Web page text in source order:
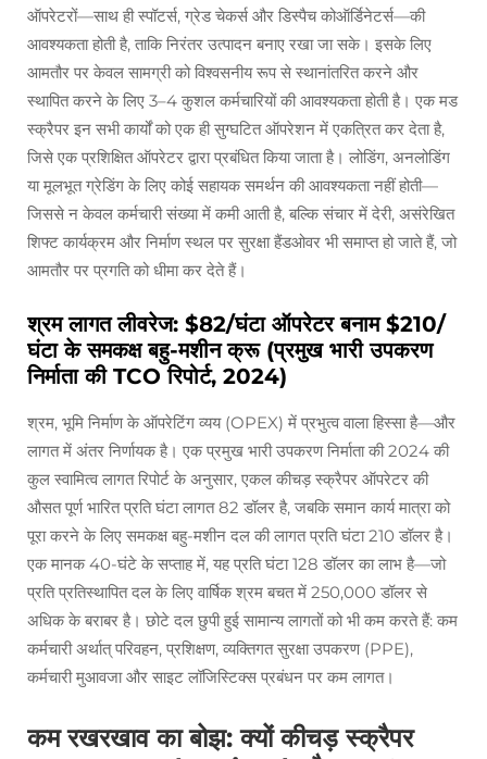
ऑपरेटरों—साथ ही स्पॉटर्स, ग्रेड चेकर्स और डिस्पैच कोऑर्डिनेटर्स—की
आवश्यकता होती है, ताकि निरंतर उत्पादन बनाए रखा जा सके। इसके लिए
आमतौर पर केवल सामग्री को विश्वसनीय रूप से स्थानांतरित करने और
स्थापित करने के लिए 3–4 कुशल कर्मचारियों की आवश्यकता होती है। एक मड
स्क्रैपर इन सभी कार्यों को एक ही सुग्घटित ऑपरेशन में एकत्रित कर देता है,
जिसे एक प्रशिक्षित ऑपरेटर द्वारा प्रबंधित किया जाता है। लोडिंग, अनलोडिंग
या मूलभूत ग्रेडिंग के लिए कोई सहायक समर्थन की आवश्यकता नहीं होती—
जिससे न केवल कर्मचारी संख्या में कमी आती है, बल्कि संचार में देरी, असंरेखित
शिफ्ट कार्यक्रम और निर्माण स्थल पर सुरक्षा हैंडओवर भी समाप्त हो जाते हैं, जो
आमतौर पर प्रगति को धीमा कर देते हैं।
श्रम लागत लीवरेज: $82/घंटा ऑपरेटर बनाम $210/
घंटा के समकक्ष बहु-मशीन क्रू (प्रमुख भारी उपकरण
निर्माता की TCO रिपोर्ट, 2024)
श्रम, भूमि निर्माण के ऑपरेटिंग व्यय (OPEX) में प्रभुत्व वाला हिस्सा है—और
लागत में अंतर निर्णायक है। एक प्रमुख भारी उपकरण निर्माता की 2024 की
कुल स्वामित्व लागत रिपोर्ट के अनुसार, एकल कीचड़ स्क्रैपर ऑपरेटर की
औसत पूर्ण भारित प्रति घंटा लागत 82 डॉलर है, जबकि समान कार्य मात्रा को
पूरा करने के लिए समकक्ष बहु-मशीन दल की लागत प्रति घंटा 210 डॉलर है।
एक मानक 40-घंटे के सप्ताह में, यह प्रति घंटा 128 डॉलर का लाभ है—जो
प्रति प्रतिस्थापित दल के लिए वार्षिक श्रम बचत में 250,000 डॉलर से
अधिक के बराबर है। छोटे दल छुपी हुई सामान्य लागतों को भी कम करते हैं: कम
कर्मचारी अर्थात् परिवहन, प्रशिक्षण, व्यक्तिगत सुरक्षा उपकरण (PPE),
कर्मचारी मुआवजा और साइट लॉजिस्टिक्स प्रबंधन पर कम लागत।
कम रखरखाव का बोझ: क्यों कीचड़ स्क्रैपर